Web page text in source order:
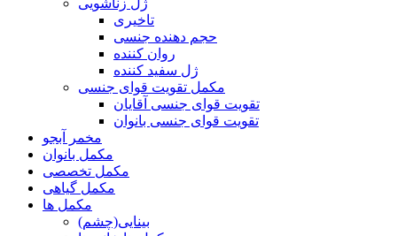
ژل زناشویی
تاخیری
حجم دهنده جنسی
روان کننده
ژل سفید کننده
مکمل تقویت قوای جنسی
تقویت قوای جنسی آقایان
تقویت قوای جنسی بانوان
مخمر آبجو
مکمل بانوان
مکمل تخصصی
مکمل گیاهی
مکمل ها
بینایی(چشم)